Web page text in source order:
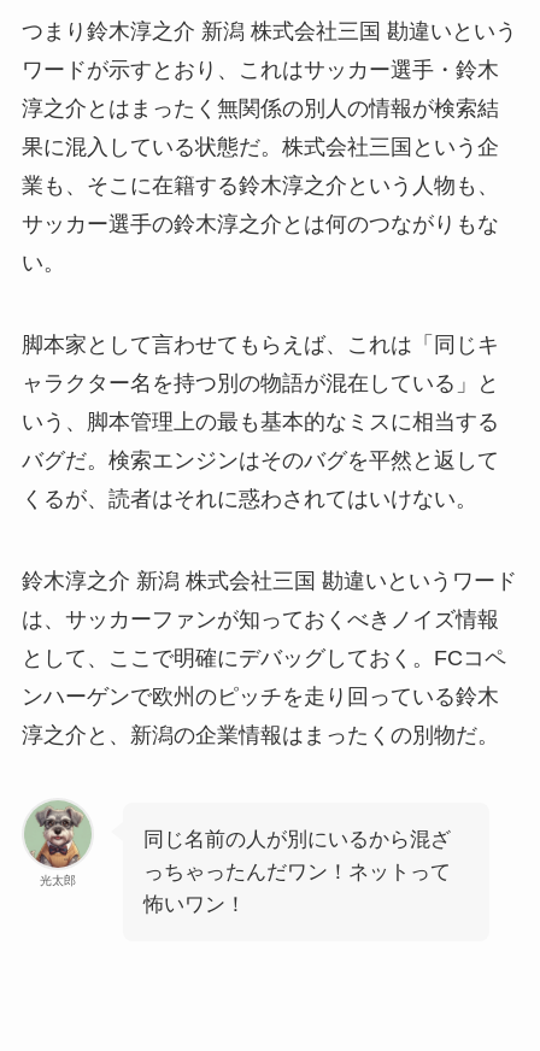
つまり鈴木淳之介 新潟 株式会社三国 勘違いという
ワードが示すとおり、これはサッカー選手・鈴木
淳之介とはまったく無関係の別人の情報が検索結
果に混入している状態だ。株式会社三国という企
業も、そこに在籍する鈴木淳之介という人物も、
サッカー選手の鈴木淳之介とは何のつながりもな
い。
脚本家として言わせてもらえば、これは「同じキ
ャラクター名を持つ別の物語が混在している」と
いう、脚本管理上の最も基本的なミスに相当する
バグだ。検索エンジンはそのバグを平然と返して
くるが、読者はそれに惑わされてはいけない。
鈴木淳之介 新潟 株式会社三国 勘違いというワード
は、サッカーファンが知っておくべきノイズ情報
として、ここで明確にデバッグしておく。FCコペ
ンハーゲンで欧州のピッチを走り回っている鈴木
淳之介と、新潟の企業情報はまったくの別物だ。
光太郎
同じ名前の人が別にいるから混ざ
っちゃったんだワン！ネットって
怖いワン！